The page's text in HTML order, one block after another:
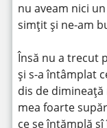
nu aveam nici
simțit și ne-am
Însă nu a trecut
și s-a întâmplat
dis de
mea foarte
ce se întămplă